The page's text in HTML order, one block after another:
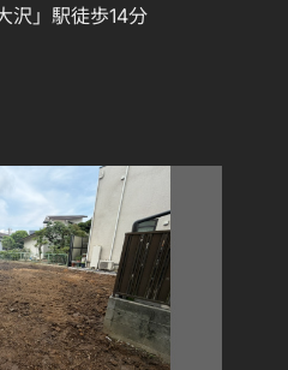
沢」駅徒歩14分